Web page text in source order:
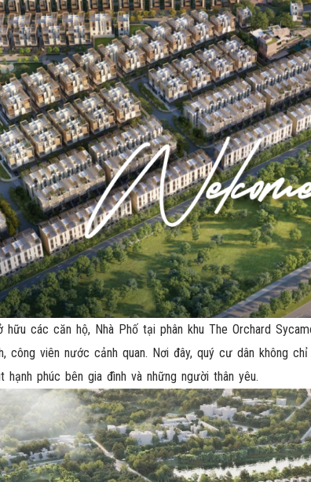
hữu các căn hộ, Nhà Phố tại phân khu The Orchard
công viên nước cảnh quan. Nơi đây, quý cư dân không
phúc bên gia đình và những người thân yêu.